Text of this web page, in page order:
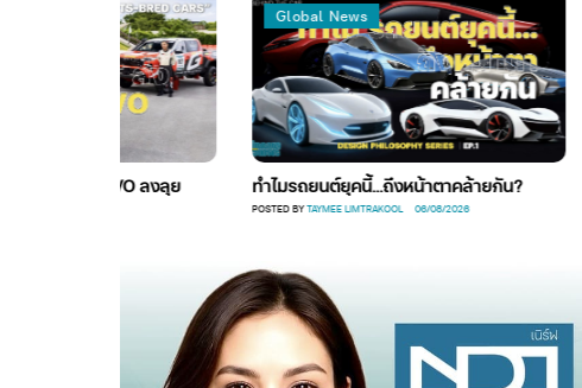
Global News
ทำไมรถยนต์ยุคนี้…ถึงหน้าตาคล้ายกัน?
TAYMEE LIMTRAKOOL 06/08/2026
ฟอร์